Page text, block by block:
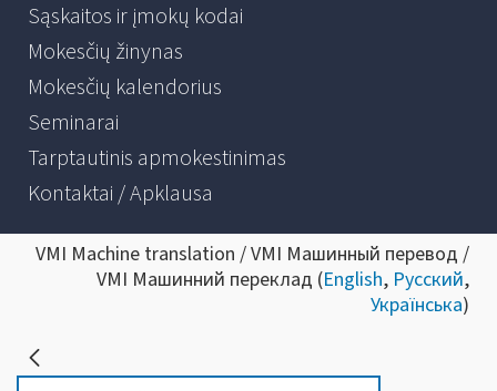
Sąskaitos ir įmokų kodai
Mokesčių žinynas
Mokesčių kalendorius
Seminarai
Tarptautinis apmokestinimas
Kontaktai / Apklausa
VMI Machine translation / VMI Машинный перевод /
VMI Машинний переклад (English, Русский,
Українська)